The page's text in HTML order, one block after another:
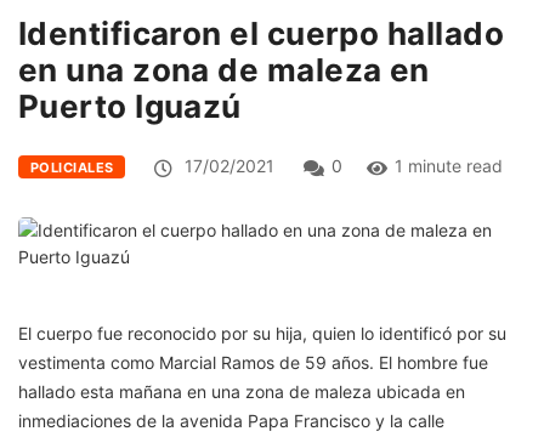
Identificaron el cuerpo hallado
en una zona de maleza en
Puerto Iguazú
POLICIALES 17/02/2021 0 1 minute read
El cuerpo fue reconocido por su hija, quien lo identificó por su
vestimenta como Marcial Ramos de 59 años. El hombre fue
hallado esta mañana en una zona de maleza ubicada en
inmediaciones de la avenida Papa Francisco y la calle